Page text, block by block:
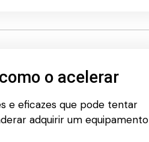
o acelerar
e eficazes que pode tentar
adquirir um equipamento